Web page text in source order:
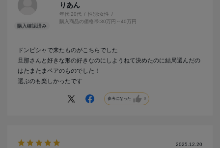
りあん
年代:20代 性別:女性
購入商品の価格帯:30万円～40万円
ドンピシャで来たものがこちらでした
旦那さんと好きな形の好きなのにしようねて決めたのに結局選んだの
はたまたまペアのものでした！
選ぶのも楽しかったです
参考になった 0
2025.12.20